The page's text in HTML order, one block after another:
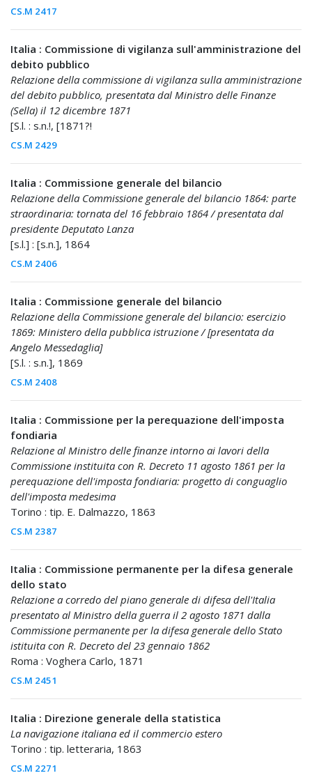
CS.M 2417
Italia : Commissione di vigilanza sull'amministrazione del
debito pubblico
Relazione della commissione di vigilanza sulla amministrazione
del debito pubblico, presentata dal Ministro delle Finanze
(Sella) il 12 dicembre 1871
[S.l. : s.n.!, [1871?!
CS.M 2429
Italia : Commissione generale del bilancio
Relazione della Commissione generale del bilancio 1864: parte
straordinaria: tornata del 16 febbraio 1864 / presentata dal
presidente Deputato Lanza
[s.l.] : [s.n.], 1864
CS.M 2406
Italia : Commissione generale del bilancio
Relazione della Commissione generale del bilancio: esercizio
1869: Ministero della pubblica istruzione / [presentata da
Angelo Messedaglia]
[S.l. : s.n.], 1869
CS.M 2408
Italia : Commissione per la perequazione dell'imposta
fondiaria
Relazione al Ministro delle finanze intorno ai lavori della
Commissione instituita con R. Decreto 11 agosto 1861 per la
perequazione dell'imposta fondiaria: progetto di conguaglio
dell'imposta medesima
Torino : tip. E. Dalmazzo, 1863
CS.M 2387
Italia : Commissione permanente per la difesa generale
dello stato
Relazione a corredo del piano generale di difesa dell'Italia
presentato al Ministro della guerra il 2 agosto 1871 dalla
Commissione permanente per la difesa generale dello Stato
istituita con R. Decreto del 23 gennaio 1862
Roma : Voghera Carlo, 1871
CS.M 2451
Italia : Direzione generale della statistica
La navigazione italiana ed il commercio estero
Torino : tip. letteraria, 1863
CS.M 2271